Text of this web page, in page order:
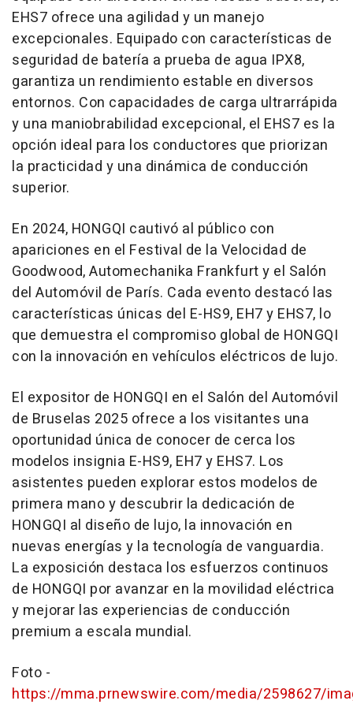
EHS7 ofrece una agilidad y un manejo
excepcionales. Equipado con características de
seguridad de batería a prueba de agua IPX8,
garantiza un rendimiento estable en diversos
entornos. Con capacidades de carga ultrarrápida
y una maniobrabilidad excepcional, el EHS7 es la
opción ideal para los conductores que priorizan
la practicidad y una dinámica de conducción
superior.
En 2024, HONGQI cautivó al público con
apariciones en el Festival de la Velocidad de
Goodwood, Automechanika Frankfurt y el Salón
del Automóvil de París. Cada evento destacó las
características únicas del E-HS9, EH7 y EHS7, lo
que demuestra el compromiso global de HONGQI
con la innovación en vehículos eléctricos de lujo.
El expositor de HONGQI en el Salón del Automóvil
de Bruselas 2025 ofrece a los visitantes una
oportunidad única de conocer de cerca los
modelos insignia E-HS9, EH7 y EHS7. Los
asistentes pueden explorar estos modelos de
primera mano y descubrir la dedicación de
HONGQI al diseño de lujo, la innovación en
nuevas energías y la tecnología de vanguardia.
La exposición destaca los esfuerzos continuos
de HONGQI por avanzar en la movilidad eléctrica
y mejorar las experiencias de conducción
premium a escala mundial.
Foto -
https://mma.prnewswire.com/media/2598627/